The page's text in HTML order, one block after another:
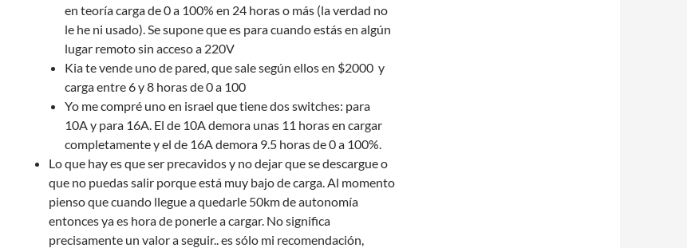
en teoría carga de 0 a 100% en 24 horas o más (la verdad no
le he ni usado). Se supone que es para cuando estás en algún
lugar remoto sin acceso a 220V
Kia te vende uno de pared, que sale según ellos en $2000 y
carga entre 6 y 8 horas de 0 a 100
Yo me compré uno en israel que tiene dos switches: para
10A y para 16A. El de 10A demora unas 11 horas en cargar
completamente y el de 16A demora 9.5 horas de 0 a 100%.
Lo que hay es que ser precavidos y no dejar que se descargue o
que no puedas salir porque está muy bajo de carga. Al momento
pienso que cuando llegue a quedarle 50km de autonomía
entonces ya es hora de ponerle a cargar. No significa
precisamente un valor a seguir.. es sólo mi recomendación,